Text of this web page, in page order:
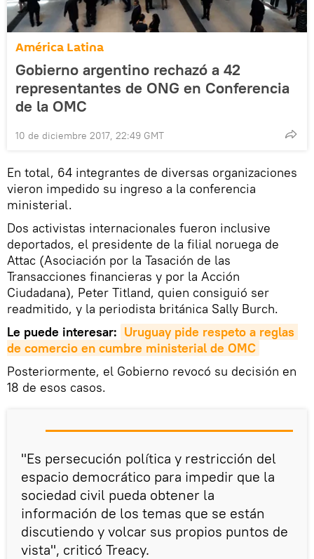
América Latina
Gobierno argentino rechazó a 42
representantes de ONG en Conferencia
de la OMC
10 de diciembre 2017, 22:49 GMT
En total, 64 integrantes de diversas organizaciones
vieron impedido su ingreso a la conferencia
ministerial.
Dos activistas internacionales fueron inclusive
deportados, el presidente de la filial noruega de
Attac (Asociación por la Tasación de las
Transacciones financieras y por la Acción
Ciudadana), Peter Titland, quien consiguió ser
readmitido, y la periodista británica Sally Burch.
Le puede interesar: Uruguay pide respeto a reglas
de comercio en cumbre ministerial de OMC
Posteriormente, el Gobierno revocó su decisión en
18 de esos casos.
"Es persecución política y restricción del
espacio democrático para impedir que la
sociedad civil pueda obtener la
información de los temas que se están
discutiendo y volcar sus propios puntos de
vista", criticó Treacy.